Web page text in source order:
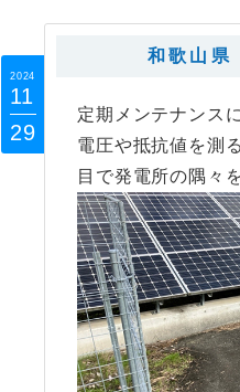
和歌山
2024
11
29
定期メンテナンス
電圧や抵抗値を測
目で発電所の隅々